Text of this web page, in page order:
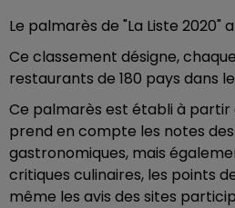
Le palmarès de "La Liste 2020"
Ce classement désigne,
restaurants de 180 pays dans
Ce palmarès est établi à partir
prend en compte les notes
gastronomiques, mais
critiques culinaires, les points
même les avis des sites